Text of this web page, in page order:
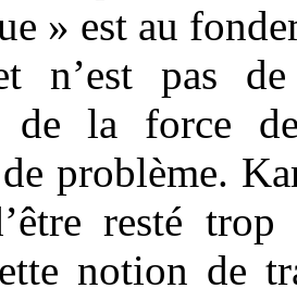
» est au
n’est pas
de la force
problème.
resté
notion de